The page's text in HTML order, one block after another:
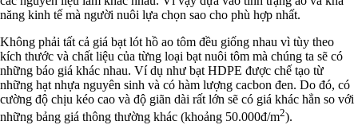
năng kinh tế mà người nuôi lựa chọn sao cho phù hợp nhất.
Không phải tất cả giá bạt lót hồ ao tôm đều giống nhau vì tùy theo
kích thước và chất liệu của từng loại bạt nuôi tôm mà chúng ta sẽ có
những báo giá khác nhau. Ví dụ như bạt HDPE được chế tạo từ
những hạt nhựa nguyên sinh và có hàm lượng cacbon đen. Do đó, có
cường độ chịu kéo cao và độ giãn dài rất lớn sẽ có giá khác hẳn so với
những bảng giá thông thường khác (khoảng 50.000đ/m2).